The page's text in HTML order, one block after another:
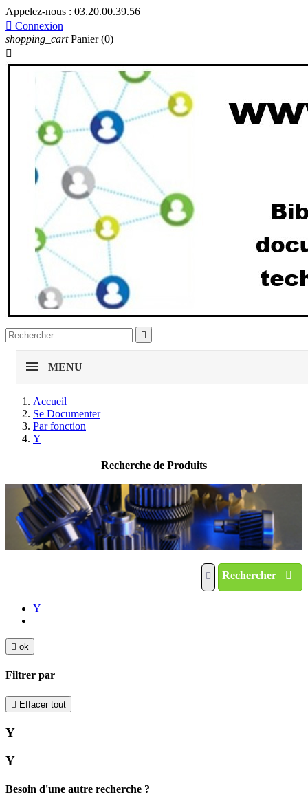
Appelez-nous : 03.20.00.39.56
 Connexion
shopping_cart Panier (0)


MENU
Accueil
Se Documenter
Par fonction
Y
Recherche de Produits
Rechercher
Y
 ok
Filtrer par
 Effacer tout
Y
Y
Besoin d'une autre recherche ?